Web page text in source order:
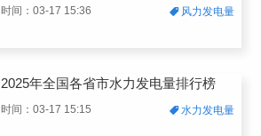
时间：03-17 15:36 风力发电量
2025年全国各省市水力发电量排行榜
时间：03-17 15:15 水力发电量